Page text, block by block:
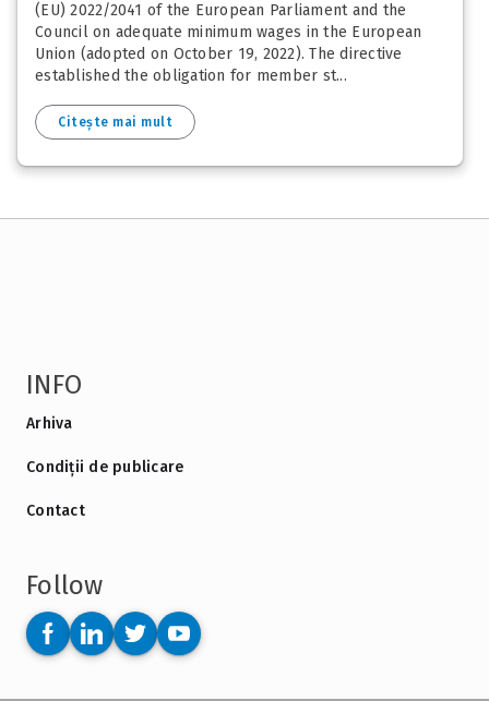
(EU) 2022/2041 of the European Parliament and the
Council on adequate minimum wages in the European
Union (adopted on October 19, 2022). The directive
established the obligation for member st...
Citește mai mult
INFO
Arhiva
Condiții de publicare
Contact
Follow